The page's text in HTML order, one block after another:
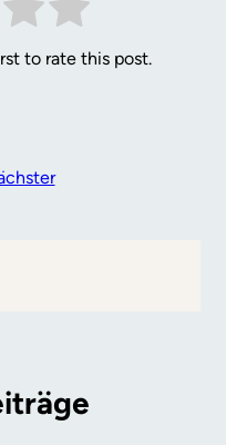
to rate this post.